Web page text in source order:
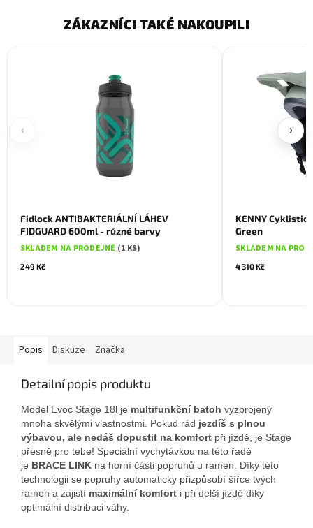
ZÁKAZNÍCI TAKÉ NAKOUPILI
‹
Fidlock ANTIBAKTERIÁLNÍ LÁHEV
FIDGUARD 600ml - různé barvy
SKLADEM NA PRODEJNĚ (1 KS)
249 Kč
KENNY
Green
SKLADEM NA
4 310 Kč
›
Popis Diskuze Značka
Detailní popis produktu
Model Evoc Stage 18l je multifunkční batoh vyzbrojený
mnoha skvělými vlastnostmi. Pokud rád jezdíš s plnou
výbavou, ale nedáš dopustit na komfort při jízdě, je Stage
přesně pro tebe! Speciální vychytávkou na této řadě
je BRACE LINK na horní části popruhů u ramen. Díky této
technologii se popruhy automaticky přizpůsobí šířce tvých
ramen a zajistí maximální komfort i při delší jízdě díky
optimální distribuci váhy.